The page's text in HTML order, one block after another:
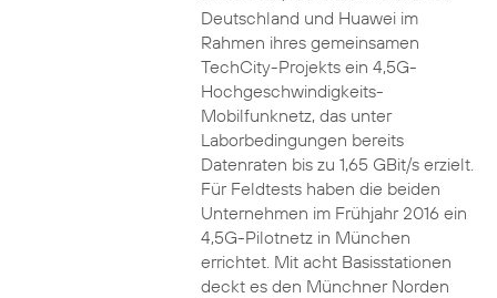
Deutschland und Huawei im
Rahmen ihres gemeinsamen
TechCity-Projekts ein 4,5G-
Hochgeschwindigkeits-
Mobilfunknetz, das unter
Laborbedingungen bereits
Datenraten bis zu 1,65 GBit/s erzielt.
Für Feldtests haben die beiden
Unternehmen im Frühjahr 2016 ein
4,5G-Pilotnetz in München
errichtet. Mit acht Basisstationen
deckt es den Münchner Norden